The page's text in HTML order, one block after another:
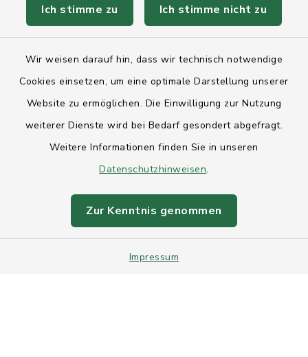
Ich stimme zu Ich stimme nicht zu
Wir weisen darauf hin, dass wir technisch notwendige
Cookies einsetzen, um eine optimale Darstellung unserer
Website zu ermöglichen. Die Einwilligung zur Nutzung
weiterer Dienste wird bei Bedarf gesondert abgefragt.
Weitere Informationen finden Sie in unseren
Datenschutzhinweisen.
Zur Kenntnis genommen
Impressum
Anfahrt
Datenschutz
Sitemap
Intranet